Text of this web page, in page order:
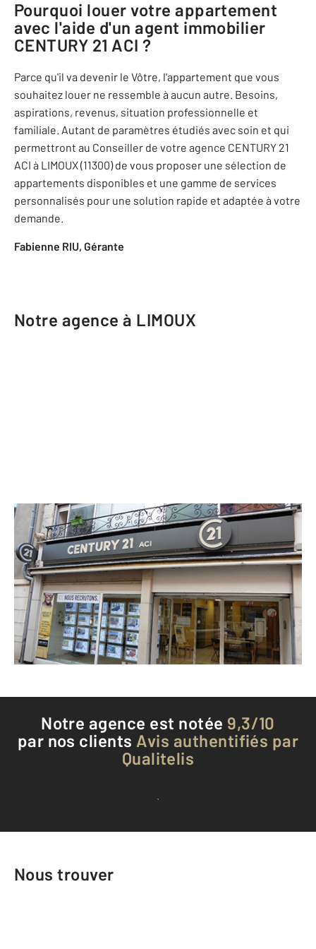
Pourquoi louer votre appartement
avec l'aide d'un agent immobilier
CENTURY 21 ACI ?
Parce qu'il va devenir le Vôtre, l'appartement que vous
souhaitez louer ne ressemble à aucun autre. Besoins,
aspirations, revenus, situation professionnelle et
familiale. Autant de paramètres étudiés avec soin et qui
permettront au Conseiller de votre agence CENTURY 21
ACI à LIMOUX (11300) de vous proposer une sélection de
appartements disponibles et une gamme de services
personnalisés pour une solution rapide et adaptée à votre
demande.
Fabienne RIU, Gérante
Notre agence à LIMOUX
CENTURY 21 ACI
14 rue des Augustins
LIMOUX - 11300
Envoyer un message
Téléphoner à l'agence
Notre agence est notée 9,3/10
par nos clients Avis authentifiés par
Qualitelis
Voir tous les avis clients
Nous trouver